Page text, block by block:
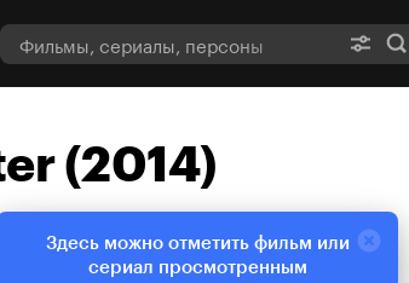
(2014)
Здесь можно отметить фильм или
сериал просмотренным